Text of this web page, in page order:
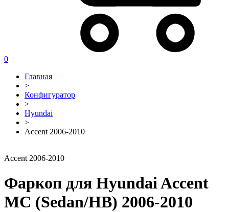
0
Главная
>
Конфигуратор
>
Hyundai
>
Accent 2006-2010
Accent 2006-2010
Фаркоп для Hyundai Accent
MC (Sedan/HB) 2006-2010